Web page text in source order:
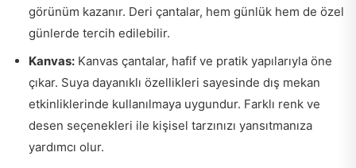
görünüm kazanır. Deri çantalar, hem günlük hem de özel
günlerde tercih edilebilir.
Kanvas: Kanvas çantalar, hafif ve pratik yapılarıyla öne
çıkar. Suya dayanıklı özellikleri sayesinde dış mekan
etkinliklerinde kullanılmaya uygundur. Farklı renk ve
desen seçenekleri ile kişisel tarzınızı yansıtmanıza
yardımcı olur.